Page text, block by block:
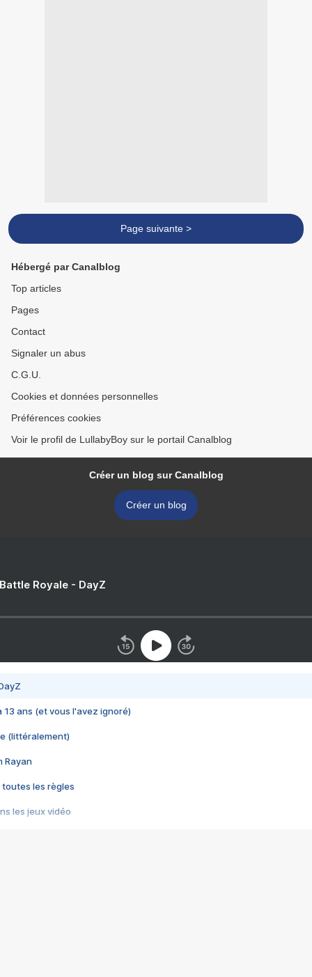
Page suivante >
Hébergé par Canalblog
Top articles
Pages
Contact
Signaler un abus
C.G.U.
Cookies et données personnelles
Préférences cookies
Voir le profil de LullabyBoy sur le portail Canalblog
Créer un blog sur Canalblog
Créer un blog
Royale - DayZ
13 ans (et vous l'avez ignoré)
(littéralement)
Rayan
toutes les règles
les jeux vidéo